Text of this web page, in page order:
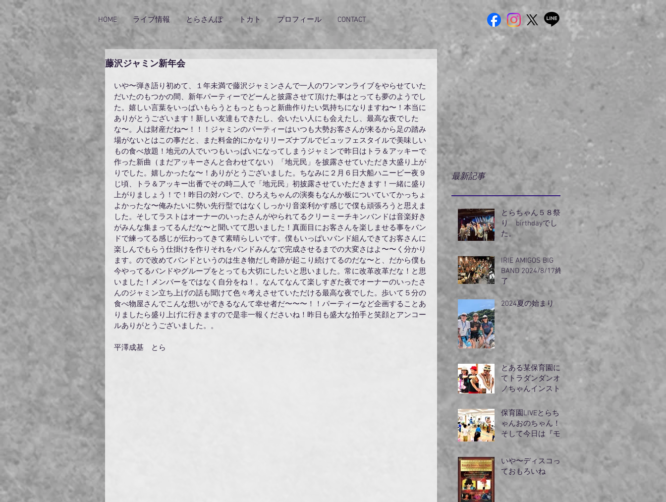
HOME ライブ情報 とらさんぽ トカト プロフィール CONTACT
藤沢ジャミン新年会
いや〜弾き語り初めて、１年未満で藤沢ジャミンさんで一人のワンマンライブをやらせていた
だいたのもつかの間、新年パーティーでどーんと披露させて頂けた事はとっても夢のようでし
た。嬉しい言葉をいっぱいもらうともっともっと新曲作りたい気持ちになりますね〜！本当に
ありがとうございます！新しい友達もできたし、会いたい人にも会えたし、最高な夜でした
な〜。人は財産だね〜！！！ジャミンのパーティーはいつも大勢お客さんが来るから足の踏み
場がないとはこの事だと、また料金的にかなりリーズナブルでビュッフェスタイルで美味しい
もの食べ放題！地元の人でいつもいっぱいになってしまうジャミンで昨日はトラ＆アッキーで
作った新曲（まだアッキーさんと合わせてない）「地元民」を披露させていただき大盛り上が
りでした。嬉しかったな〜！ありがとうございました。ちなみに２月６日大船ハニービー夜９
じ頃、トラ＆アッキー出番でその時二人で「地元民」初披露させていただきます！一緒に盛り
上がりましょう！で！昨日の対バンで、ひろえちゃんの演奏もなんか板についていてかっちょ
よかったな〜俺みたいに勢い先行型ではなくしっかり音楽利かす感じで僕も頑張ろうと思えま
した。そしてラストはオーナーのいったさんがやられてるクリーミーチキンバンドは音楽好き
がみんな集まってるんだな〜と聞いてて思いました！真面目にお客さんを楽しませる事をバン
ドで練ってる感じが伝わってきて素晴らしいです。僕もいっぱいバンド組んできてお客さんに
楽しんでもらう仕掛けを作りそれをバンドみんなで完成させるまでの大変さはよ〜〜く分かり
ます。ので改めてバンドというのは生き物だし奇跡が起こり続けてるのだな〜と、だから僕も
今やってるバンドやグループをとっても大切にしたいと思いました。常に改革改革だな！と思
いました！メンバーをではなく自分をね！。なんてなんて楽しすぎた夜でオーナーのいったさ
んのジャミン立ち上げの話も聞けて色々考えさせていただける最高な夜でした。歩いて５分の
食べ物屋さんでこんな想いができるなんて幸せ者だ〜〜〜！！パーティーなど企画することあ
りましたら盛り上げに行きますので是非一報くださいね！昨日も盛大な拍手と笑顔とアンコー
ルありがとうございました。。
平澤成基　とら
最新記事
とらちゃん５８祭
り birthdayでし
た。
IRIE AMIGOS BIG
BAND 2024/8/17終
了
2024夏の始まり
とある某保育園に
てトラダンダンオ
ノちゃんインスト
ラクターモリズム
のライブ
保育園LIVEとらち
ゃんおのちゃん！
そして今日は『モ
リズム』出動
いや〜ディスコっ
ておもろいね